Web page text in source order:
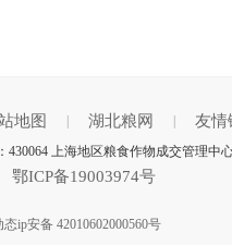
地图 湖北粮网 友情
上海地区粮食作物成交管理中
鄂ICP备19003974号
态ip安备 42010602000560号